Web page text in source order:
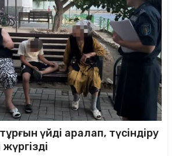
үйді аралап, түсіндіру